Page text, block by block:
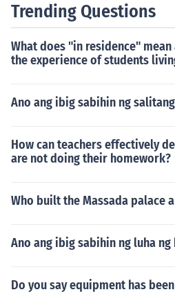
ulaan ay ang &quot;Florante at
pag-ibig at pagmamahalan.
Trending Questions
What does "in residence"
the experience of students
Ano ang ibig sabihin ng
How can teachers effectively
are not doing their homework?
Who built the Massada palace
Ano ang ibig sabihin ng luha ng
Do you say equipment has